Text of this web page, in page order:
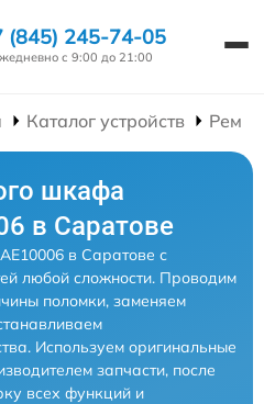
(845) 245-74-05
с 9:00 до 21:00
Каталог устройств
шкафа
в Саратове
в Саратове с
любой сложности. Проводим
поломки, заменяем
Используем оригинальные
запчасти, после
всех функций и